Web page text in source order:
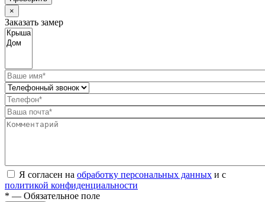
×
Заказать замер
Я согласен на обработку персональных данных и с
политикой конфиденциальности
* — Обязательное поле